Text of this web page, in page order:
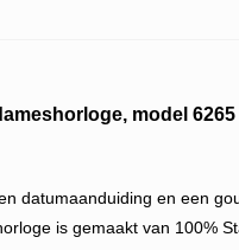
model
datumaanduiding en een
is gemaakt van 100%